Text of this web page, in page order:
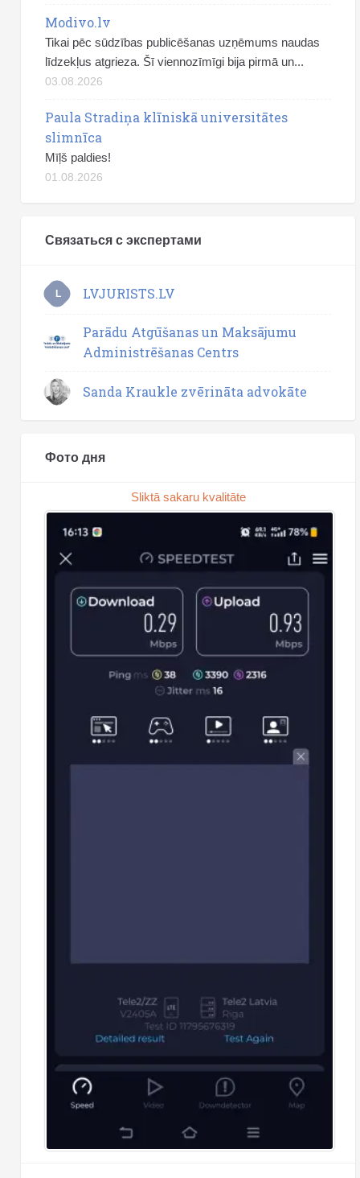
Modivo.lv
Tikai pēc sūdzības publicēšanas uzņēmums naudas
līdzekļus atgrieza. Šī viennozīmīgi bija pirmā un...
03.08.2026
Paula Stradiņa klīniskā universitātes
slimnīca
Mīļš paldies!
01.08.2026
Связаться с экспертами
L LVJURISTS.LV
Parādu Atgūšanas un Maksājumu
Administrēšanas Centrs
Sanda Kraukle zvērināta advokāte
Фото дня
Sliktā sakaru kvalitāte